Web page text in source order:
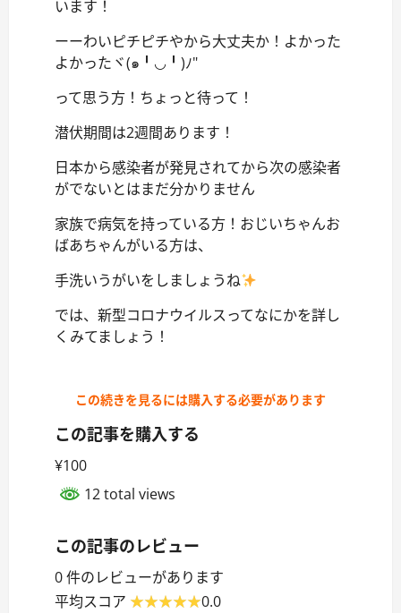
います！
ーーわいピチピチやから大丈夫か！よかった
よかったヾ(๑╹◡╹)ﾉ"
って思う方！ちょっと待って！
潜伏期間は2週間あります！
日本から感染者が発見されてから次の感染者
がでないとはまだ分かりません
家族で病気を持っている方！おじいちゃんお
ばあちゃんがいる方は、
手洗いうがいをしましょうね
では、新型コロナウイルスってなにかを詳し
くみてましょう！
この続きを見るには購入する必要があります
この記事を購入する
¥100
12 total views
この記事のレビュー
0 件のレビューがあります
平均スコア
0.0